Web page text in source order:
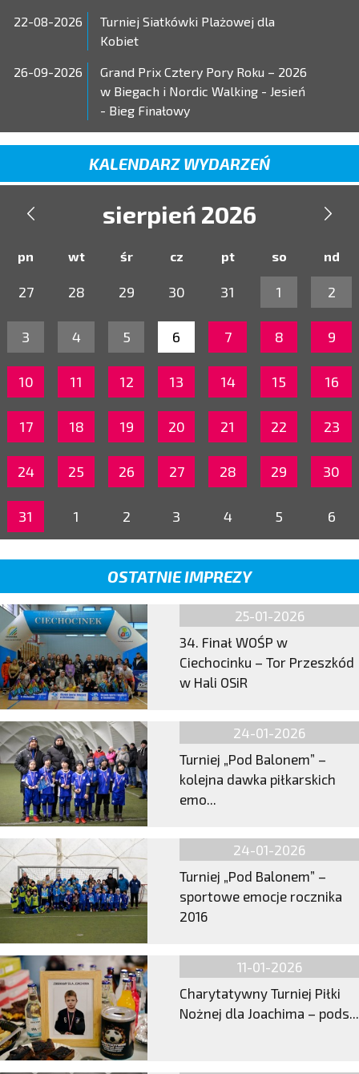
22-08-2026
Turniej Siatkówki Plażowej dla
Kobiet
26-09-2026
Grand Prix Cztery Pory Roku – 2026
w Biegach i Nordic Walking - Jesień
- Bieg Finałowy
KALENDARZ WYDARZEŃ
 sierpień 2026 
pn wt śr cz pt so nd
27 28 29 30 31 1 2
3 4 5 6 7 8 9
10 11 12 13 14 15 16
17 18 19 20 21 22 23
24 25 26 27 28 29 30
31 1 2 3 4 5 6
OSTATNIE IMPREZY
25-01-2026
34. Finał WOŚP w
Ciechocinku – Tor Przeszkód
w Hali OSiR
24-01-2026
Turniej „Pod Balonem” –
kolejna dawka piłkarskich
emo...
24-01-2026
Turniej „Pod Balonem” –
sportowe emocje rocznika
2016
11-01-2026
Charytatywny Turniej Piłki
Nożnej dla Joachima – pods...